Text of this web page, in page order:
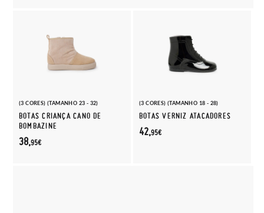
(3 CORES) (TAMANHO 23 - 32)
BOTAS CRIANÇA CANO DE
BOMBAZINE
38,95€
(3 CORES) (TAMANHO 18 - 28)
BOTAS VERNIZ ATACADORES
42,95€